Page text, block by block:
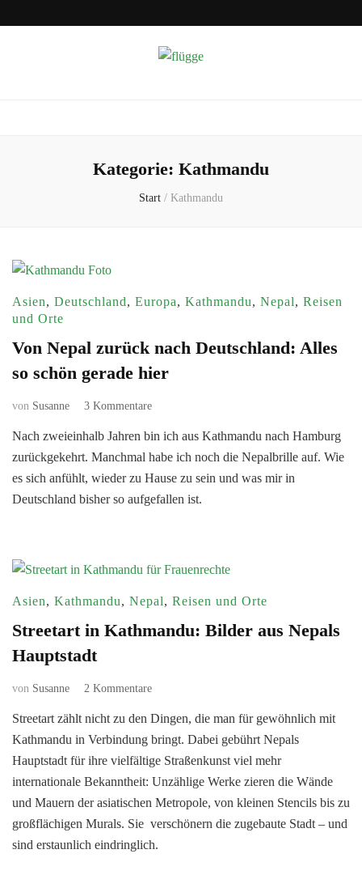
Kategorie: Kathmandu
Start / Kathmandu
Asien, Deutschland, Europa, Kathmandu, Nepal, Reisen
und Orte
Von Nepal zurück nach Deutschland: Alles
so schön gerade hier
von Susanne 3 Kommentarezu
Nepal
zurück
nach
Alles
hier
Nach zweieinhalb Jahren bin ich aus Kathmandu nach Hamburg
zurückgekehrt. Manchmal habe ich noch die Nepalbrille auf. Wie
es sich anfühlt, wieder zu Hause zu sein und was mir in
Deutschland bisher so aufgefallen ist.
Asien, Kathmandu, Nepal, Reisen und Orte
Streetart in Kathmandu: Bilder aus Nepals
Hauptstadt
von Susanne 2 Kommentarezu
in
Kathmandu:
Bilder
Nepals
Hauptstadt
Streetart zählt nicht zu den Dingen, die man für gewöhnlich mit
Kathmandu in Verbindung bringt. Dabei gebührt Nepals
Hauptstadt für ihre vielfältige Straßenkunst viel mehr
internationale Bekanntheit: Unzählige Werke zieren die Wände
und Mauern der asiatischen Metropole, von kleinen Stencils bis zu
großflächigen Murals. Sie verschönern die zugebaute Stadt – und
sind erstaunlich eindringlich.